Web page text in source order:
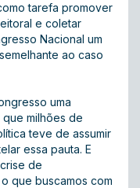
tarefa promover
e coletar
Nacional um
ao caso
uma
milhões de
teve de assumir
essa pauta. E
de
que buscamos com